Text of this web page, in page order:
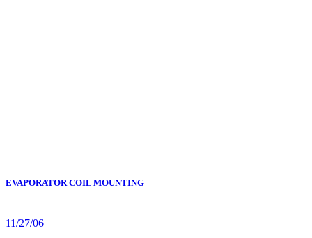
EVAPORATOR COIL MOUNTING
11/27/06